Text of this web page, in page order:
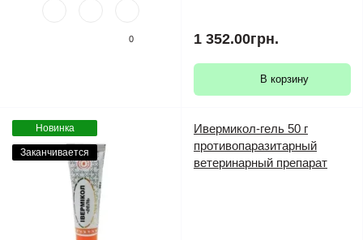
0 1 352.00грн.
В корзину
Новинка
Заканчивается
Ивермикол-гель 50 г
противопаразитарный
ветеринарный препарат